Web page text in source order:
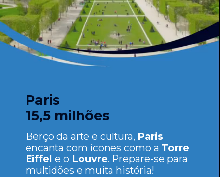
Paris
15,5 milhões
Berço da arte e cultura, Paris
encanta com ícones como a Torre
Eiffele o Louvre. Prepare-se para
multidões e muita história!